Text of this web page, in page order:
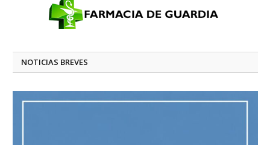
NOTICIAS BREVES